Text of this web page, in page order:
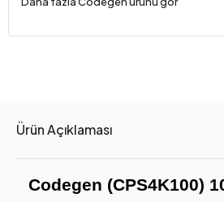
Ürün Açıklaması
Codegen (CPS4K100)